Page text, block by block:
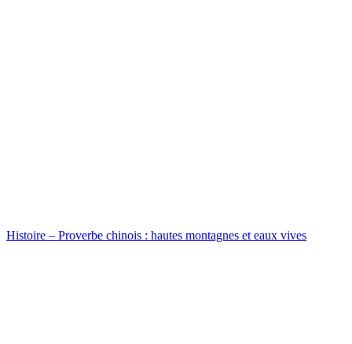
Histoire – Proverbe chinois : hautes montagnes et eaux vives